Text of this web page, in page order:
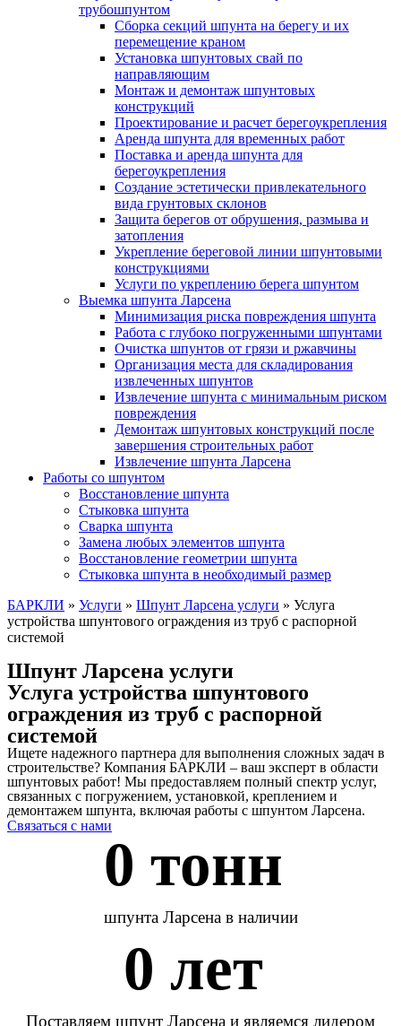
трубошпунтом
Сборка секций шпунта на берегу и их
перемещение краном
Установка шпунтовых свай по
направляющим
Монтаж и демонтаж шпунтовых
конструкций
Проектирование и расчет берегоукрепления
Аренда шпунта для временных работ
Поставка и аренда шпунта для
берегоукрепления
Создание эстетически привлекательного
вида грунтовых склонов
Защита берегов от обрушения, размыва и
затопления
Укрепление береговой линии шпунтовыми
конструкциями
Услуги по укреплению берега шпунтом
Выемка шпунта Ларсена
Минимизация риска повреждения шпунта
Работа с глубоко погруженными шпунтами
Очистка шпунтов от грязи и ржавчины
Организация места для складирования
извлеченных шпунтов
Извлечение шпунта с минимальным риском
повреждения
Демонтаж шпунтовых конструкций после
завершения строительных работ
Извлечение шпунта Ларсена
Работы со шпунтом
Восстановление шпунта
Стыковка шпунта
Сварка шпунта
Замена любых элементов шпунта
Восстановление геометрии шпунта
Стыковка шпунта в необходимый размер
БАРКЛИ » Услуги » Шпунт Ларсена услуги » Услуга
устройства шпунтового ограждения из труб с распорной
системой
Шпунт Ларсена услуги
Услуга устройства шпунтового
ограждения из труб с распорной
системой
Ищете надежного партнера для выполнения сложных задач в
строительстве? Компания БАРКЛИ – ваш эксперт в области
шпунтовых работ! Мы предоставляем полный спектр услуг,
связанных с погружением, установкой, креплением и
демонтажем шпунта, включая работы с шпунтом Ларсена.
Связаться с нами
0 тонн
шпунта Ларсена в наличии
0 лет
Поставляем шпунт Ларсена и являемся лидером